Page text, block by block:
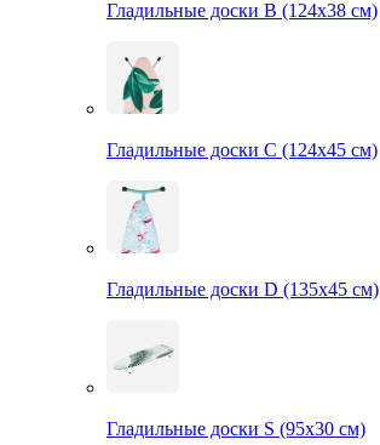
Гладильные доски B (124х38 см)
Гладильные доски С (124х45 см)
Гладильные доски D (135х45 см)
Гладильные доски S (95х30 см)